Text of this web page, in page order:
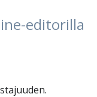
editorilla